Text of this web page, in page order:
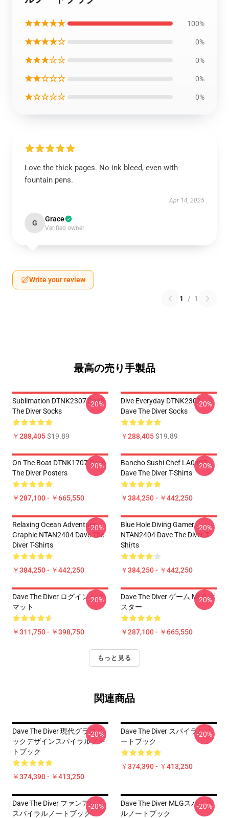
★★★★★ 100%
★★★★☆ 0%
★★★☆☆ 0%
★★☆☆☆ 0%
★☆☆☆☆ 0%
Love the thick pages. No ink bleed, even with
fountain pens.
Apr 14, 2025
G Grace
Verified owner
Write your review
1 / 1
最高の売り手製品
Sublimation DTNK2307 Dave
The Diver Socks
￥288,405$19.89
-20%
Dive Everyday DTNK2307
Dave The Diver Socks
￥288,405$19.89
-20%
On The Boat DTNK1707 Dave
The Diver Posters
￥287,100 - ￥665,550
-20%
Bancho Sushi Chef LA0407
Dave The Diver T-Shirts
￥384,250 - ￥442,250
-20%
Relaxing Ocean Adventure
Graphic NTAN2404 Dave The
Diver T-Shirts
￥384,250 - ￥442,250
-20%
Blue Hole Diving Gamer
NTAN2404 Dave The Diver T-
Shirts
￥384,250 - ￥442,250
-20%
Dave The Diver ログイン バス
マット
￥311,750 - ￥398,750
-20%
Dave The Diver ゲーム MLG ポ
スター
￥287,100 - ￥665,550
-20%
もっと見る
関連商品
Dave The Diver 現代グラフィ
ックデザインスパイラルノー
トブック
￥374,390 - ￥413,250
-20%
Dave The Diver スパイラルノ
ートブック
￥374,390 - ￥413,250
-20%
Dave The Diver ファンアート
スパイラルノートブック
-20%
Dave The Diver MLGスパイラ
ルノートブック
-20%